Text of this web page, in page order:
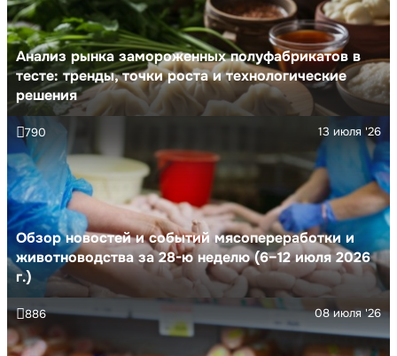
Анализ рынка замороженных полуфабрикатов в
тесте: тренды, точки роста и технологические
решения
Обзор новостей и событий мясопереработки и
животноводства за 28-ю неделю (6–12 июля 2026
г.)
13 июля '26
790
08 июля '26
886